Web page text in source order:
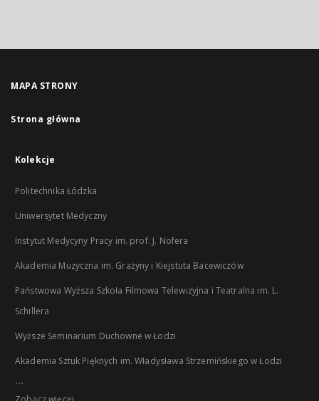
MAPA STRONY
Strona główna
Kolekcje
Politechnika Łódzka
Uniwersytet Medyczny
Instytut Medycyny Pracy im. prof. J. Nofera
Akademia Muzyczna im. Grażyny i Kiejstuta Bacewiczów
Państwowa Wyższa Szkoła Filmowa Telewizyjna i Teatralna im. L.
Schillera
Wyższe Seminarium Duchowne w Łodzi
Akademia Sztuk Pięknych im. Władysława Strzemińskiego w Łodzi
...